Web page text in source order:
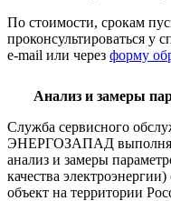
По стоимости, срокам
проконсультироваться у
e-mail или через форму
Анализ и замеры
Служба сервисного
ЭНЕРГОЗАПАД
анализ и замеры
качества
объект на территории